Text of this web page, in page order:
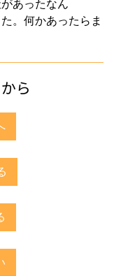
あったなん
。何かあったらま
ら